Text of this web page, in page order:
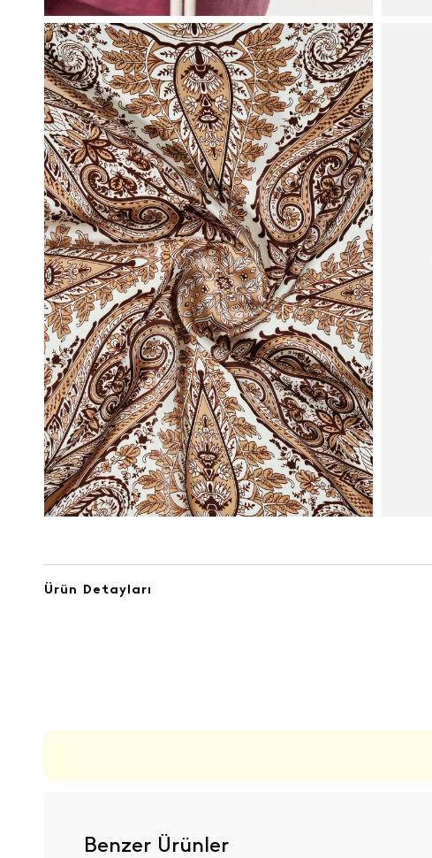
Ürün Detayları
Benzer Ürünler